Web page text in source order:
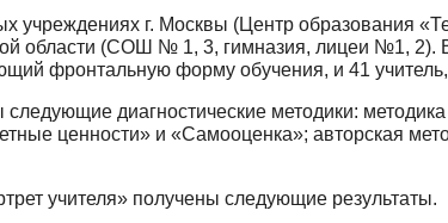
учреждениях г. Москвы (Центр образо­вания
области (СОШ № 1, 3, гимназия, лицеи №1, 2).
фронтальную форму обуче­ния, и 41
диагностические методики:
ценности» и «Самооценка»; авторская
учителя» получены следующие ре­зультаты.